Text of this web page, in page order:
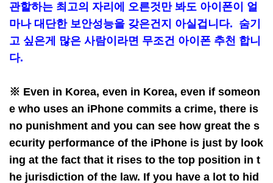
관할하는 최고의 자리에 오른것만 봐도 아이폰이 얼
마나 대단한 보안성능을 갖은건지 아실겁니다. 숨기
고 싶은게 많은 사람이라면 무조건 아이폰 추천 합니
다.
※ Even in Korea, even in Korea, even if someon
e who uses an iPhone commits a crime, there is
no punishment and you can see how great the s
ecurity performance of the iPhone is just by look
ing at the fact that it rises to the top position in t
he jurisdiction of the law. If you have a lot to hid